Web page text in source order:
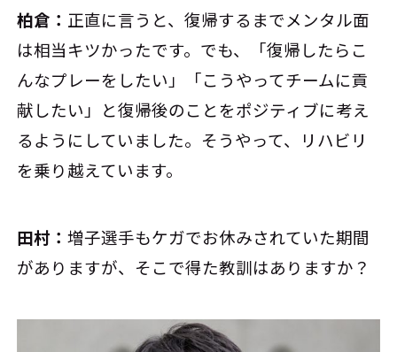
柏倉： 正直に言うと、復帰するまでメンタル面
は相当キツかったです。でも、「復帰したらこ
んなプレーをしたい」「こうやってチームに貢
献したい」と復帰後のことをポジティブに考え
るようにしていました。そうやって、リハビリ
を乗り越えています。
田村：増子選手もケガでお休みされていた期間
がありますが、そこで得た教訓はありますか？